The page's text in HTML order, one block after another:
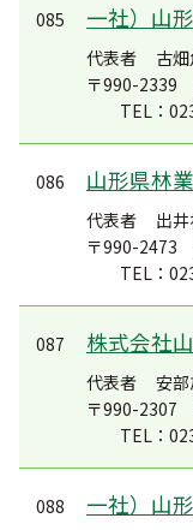
085 一社）山
代表者
古
〒990-2339
TEL：
086 山形県林
代表者
出
〒990-2473
TEL：
087 株式会社
代表者
安
〒990-2307
TEL：
088 一社）山